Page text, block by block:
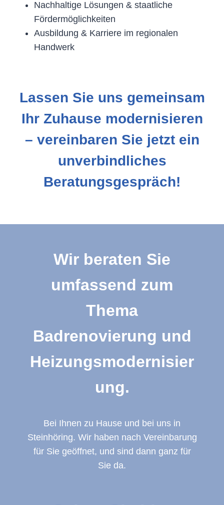
Nachhaltige Lösungen & staatliche
Fördermöglichkeiten
Ausbildung & Karriere im regionalen
Handwerk
Lassen Sie uns gemeinsam
Ihr Zuhause modernisieren
– vereinbaren Sie jetzt ein
unverbindliches
Beratungsgespräch!
Wir beraten Sie
umfassend zum
Thema
Badrenovierung und
Heizungsmodernisier
ung.
Bei Ihnen zu Hause und bei uns in
Steinhöring. Wir haben nach Vereinbarung
für Sie geöffnet, und sind dann ganz für
Sie da.